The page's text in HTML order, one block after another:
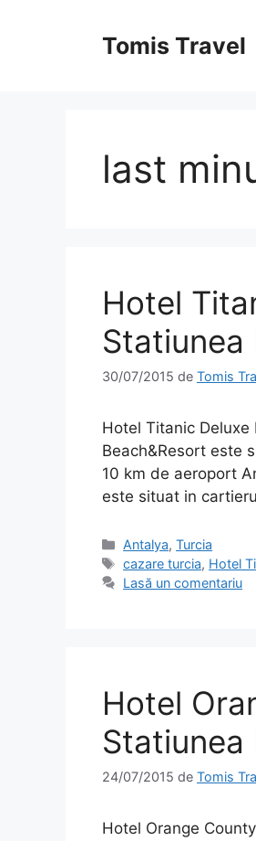
Tomis Travel
last
Hotel
Statiunea
30/07/2015 de Tomis
Hotel Titanic Deluxe
Beach&Resort este
10 km de aeroport
este situat in
Categorii
Antalya,Turcia
Etichete
cazare turcia, Hotel
Lasă un comentariu
Hotel
Statiunea
24/07/2015 de Tomis
Hotel Orange